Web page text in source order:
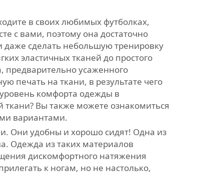
в своих любимых футболках,
с вами, поэтому она достаточно
даже сделать небольшую тренировку
эластичных тканей до простого
предварительно усаженного
печать на ткани, в результате чего
комфорта одежды в
Вы также можете ознакомиться
вариантами.
Они удобны и хорошо сидят! Одна из
Одежда из таких материалов
дискомфортного натяжения
к ногам, но не настолько,